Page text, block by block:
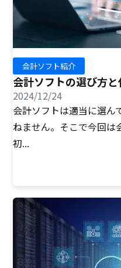
会計ソフト紹介
会計ソフトの選び方
2024/12/24
会計ソフトは適当に選ん
ねません。そこで今回は
初...